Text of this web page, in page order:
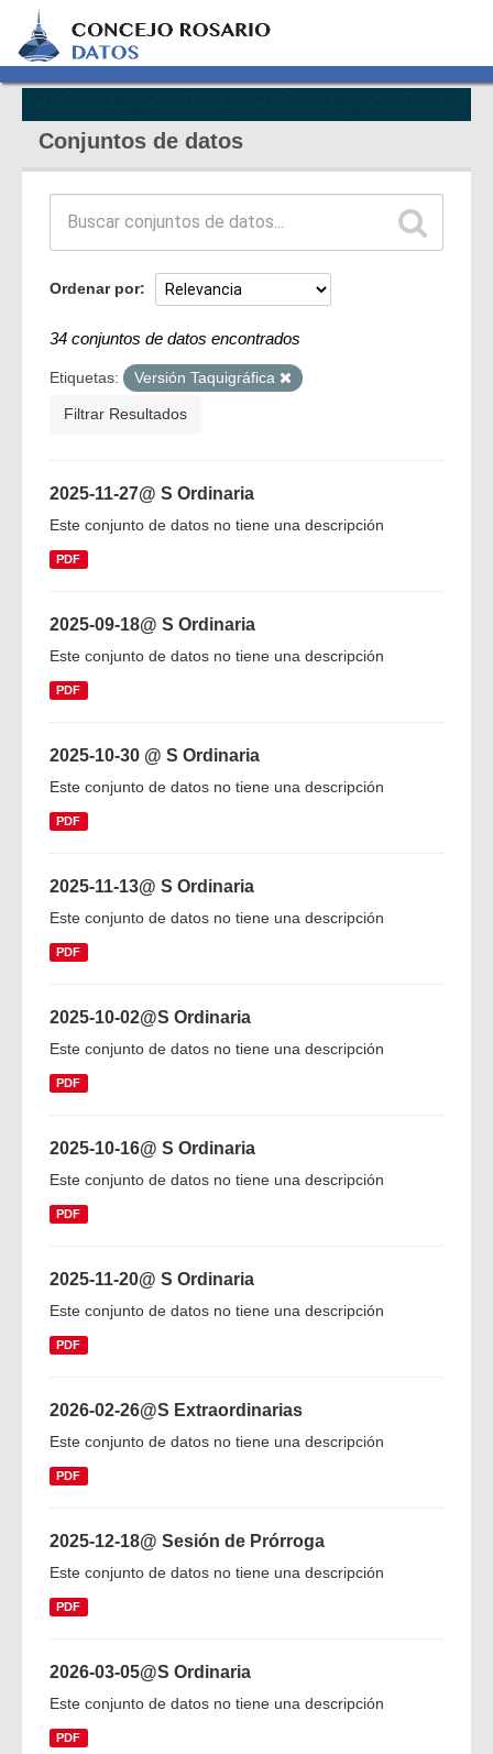
Conjuntos de datos
Ordenar por
34 conjuntos de datos encontrados
Etiquetas: Versión Taquigráfica
Filtrar Resultados
2025-11-27@ S Ordinaria
Este conjunto de datos no tiene una descripción
PDF
2025-09-18@ S Ordinaria
Este conjunto de datos no tiene una descripción
PDF
2025-10-30 @ S Ordinaria
Este conjunto de datos no tiene una descripción
PDF
2025-11-13@ S Ordinaria
Este conjunto de datos no tiene una descripción
PDF
2025-10-02@S Ordinaria
Este conjunto de datos no tiene una descripción
PDF
2025-10-16@ S Ordinaria
Este conjunto de datos no tiene una descripción
PDF
2025-11-20@ S Ordinaria
Este conjunto de datos no tiene una descripción
PDF
2026-02-26@S Extraordinarias
Este conjunto de datos no tiene una descripción
PDF
2025-12-18@ Sesión de Prórroga
Este conjunto de datos no tiene una descripción
PDF
2026-03-05@S Ordinaria
Este conjunto de datos no tiene una descripción
PDF